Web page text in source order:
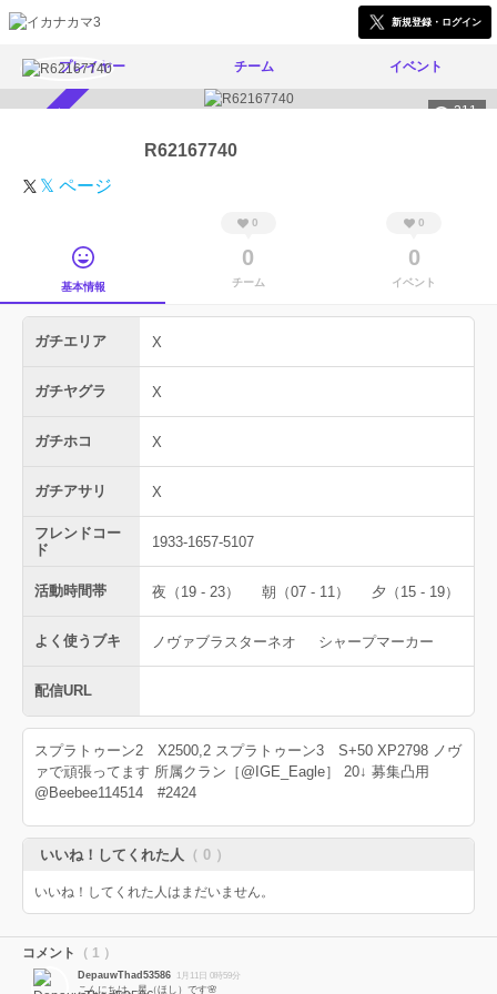
新規登録・ログイン
プレイヤー チーム イベント
211
R62167740
𝕏 ページ
基本情報
0
0
チーム
0
0
イベント
ガチエリア X
ガチヤグラ X
ガチホコ X
ガチアサリ X
フレンドコー
ド
1933-1657-5107
活動時間帯 夜（19 - 23） 朝（07 - 11） 夕（15 - 19）
よく使うブキ ノヴァブラスターネオ シャープマーカー
配信URL
スプラトゥーン2 X2500,2 スプラトゥーン3 S+50 XP2798 ノヴ
ァで頑張ってます 所属クラン［@IGE_Eagle］ 20↓ 募集凸用
@Beebee114514 #2424
いいね！してくれた人 （ 0 ）
いいね！してくれた人はまだいません。
コメント （ 1 ）
DepauwThad53586 1月11日 0時59分
こんにちは、星（ほし）です🌸